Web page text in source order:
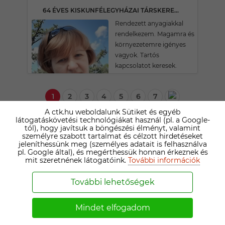
64 ÉVES KISKUNFÉLEGYHÁZAI TÁRSKERESŐ
Rendezett anyagiakkal
rendelkezem. Magamra és
környezetemre igényes
vagyok. Tartós
kapcsolatot keresek.
1 2 3 4 5 6 7
60 FELETTI TÁRSKERESŐ FÉRFIAK MÓRICGÁT
KÖRNYÉKÉN
TIBOR
Családiházban lakon
szeretek kertészkedni
A ctk.hu weboldalunk Sütiket és egyéb
látogatáskövetési technológiákat használ (pl. a Google-
tól), hogy javítsuk a böngészési élményt, valamint
személyre szabott tartalmat és célzott hirdetéseket
jeleníthessünk meg (személyes adatait is felhasználva
pl. Google által), és megérthessük honnan érkeznek és
mit szeretnének látogatóink. További információk
További lehetőségek
Mindet elfogadom